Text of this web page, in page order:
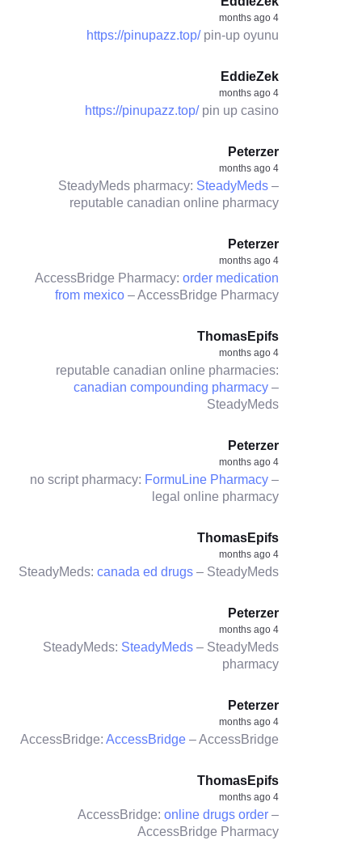
4 months ago
https://pinupazz.top/pin-up oyunu
EddieZek
4 months ago
https://pinupazz.top/pin up casino
Peterzer
4 months ago
SteadyMeds pharmacy: SteadyMeds –
reputable canadian online pharmacy
Peterzer
4 months ago
AccessBridge Pharmacy: order medication
from mexico – AccessBridge Pharmacy
ThomasEpifs
4 months ago
reputable canadian online pharmacies:
canadian compounding pharmacy –
SteadyMeds
Peterzer
4 months ago
no script pharmacy: FormuLine Pharmacy –
legal online pharmacy
ThomasEpifs
4 months ago
SteadyMeds: canada ed drugs – SteadyMeds
Peterzer
4 months ago
SteadyMeds: SteadyMeds – SteadyMeds
pharmacy
Peterzer
4 months ago
AccessBridge: AccessBridge – AccessBridge
ThomasEpifs
4 months ago
AccessBridge: online drugs order –
AccessBridge Pharmacy